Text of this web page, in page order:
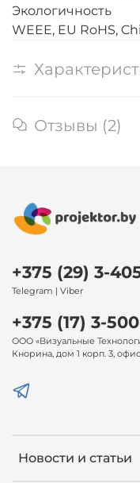
Экологичность
WEEE, EU RoHS,
Отзывы (2)
Новости и статьи
+375 (29) 3-
Telegram | Viber
+375 (17) 3-
ООО «Визуальные
Кнорина, дом 1 корп. 3,